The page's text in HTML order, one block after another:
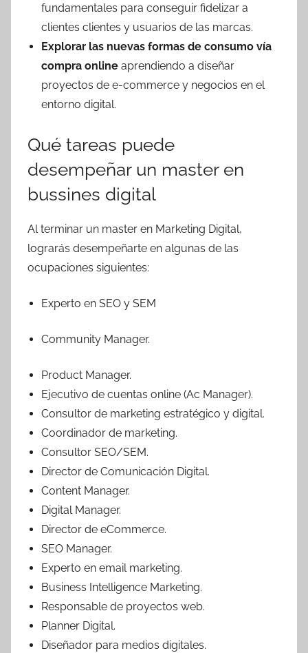
fundamentales para conseguir fidelizar a
clientes clientes y usuarios de las marcas.
Explorar las nuevas formas de consumo vía
compra online aprendiendo a diseñar
proyectos de e-commerce y negocios en el
entorno digital.
Qué tareas puede
desempeñar un master en
bussines digital
Al terminar un master en Marketing Digital,
lograrás desempeñarte en algunas de las
ocupaciones siguientes:
Experto en SEO y SEM
Community Manager.
Product Manager.
Ejecutivo de cuentas online (Ac Manager).
Consultor de marketing estratégico y digital.
Coordinador de marketing.
Consultor SEO/SEM.
Director de Comunicación Digital.
Content Manager.
Digital Manager.
Director de eCommerce.
SEO Manager.
Experto en email marketing.
Business Intelligence Marketing.
Responsable de proyectos web.
Planner Digital.
Diseñador para medios digitales.